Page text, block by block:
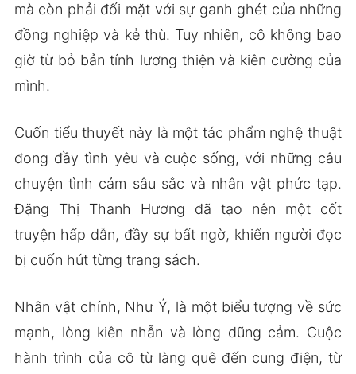
mà còn phải đối mặt với sự ganh ghét của những
đồng nghiệp và kẻ thù. Tuy nhiên, cô không bao
giờ từ bỏ bản tính lương thiện và kiên cường của
mình.
Cuốn tiểu thuyết này là một tác phẩm nghệ thuật
đong đầy tình yêu và cuộc sống, với những câu
chuyện tình cảm sâu sắc và nhân vật phức tạp.
Đặng Thị Thanh Hương đã tạo nên một cốt
truyện hấp dẫn, đầy sự bất ngờ, khiến người đọc
bị cuốn hút từng trang sách.
Nhân vật chính, Như Ý, là một biểu tượng về sức
mạnh, lòng kiên nhẫn và lòng dũng cảm. Cuộc
hành trình của cô từ làng quê đến cung điện, từ